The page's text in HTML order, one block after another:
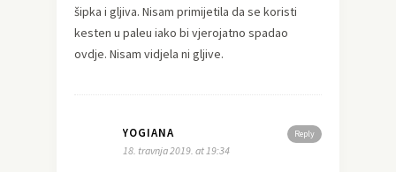
šipka i gljiva. Nisam primijetila da se koristi
kesten u paleu iako bi vjerojatno spadao
ovdje. Nisam vidjela ni gljive.
Reply
YOGIANA
18. travnja 2019. at 19:34